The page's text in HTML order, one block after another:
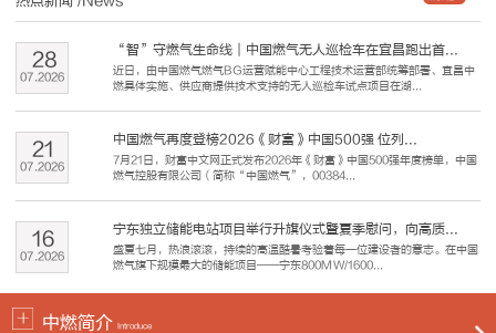
“智”守燃气生命线｜中国燃气无人巡检车在宜昌跑出首...
近日，由中国燃气燃气BG运营赋能中心工程技术运营部统筹部署、宜昌中
燃具体实施、供应商提供技术支持的无人巡检车试点项目在湖...
07.2026
28
中国燃气再度登榜2026《财富》中国500强 位列...
7月21日，财富中文网正式发布2026年《财富》中国500强年度榜单，中国
燃气控股有限公司（简称“中国燃气”，00384...
07.2026
21
宁东独立储能电站项目举行升旗仪式暨夏季慰问，向高质...
盛夏七月，热浪滚滚，持续的高温酷暑考验着每一位建设者的意志。在中国
燃气旗下规模最大的储能项目——宁东800MW/1600...
07.2026
16
中燃简介 Introduce